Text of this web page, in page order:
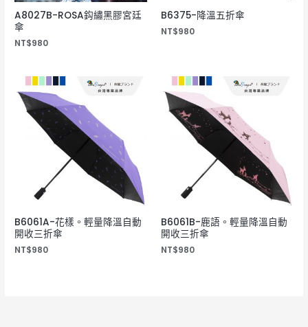
A8027B-ROSA鈎繡黑膠宮廷
傘
NT$980
B6375-降溫五折傘
NT$980
B6061A-花樣。輕量降溫自動
開收三折傘
NT$980
B6061B-鹿語。輕量降溫自動
開收三折傘
NT$980